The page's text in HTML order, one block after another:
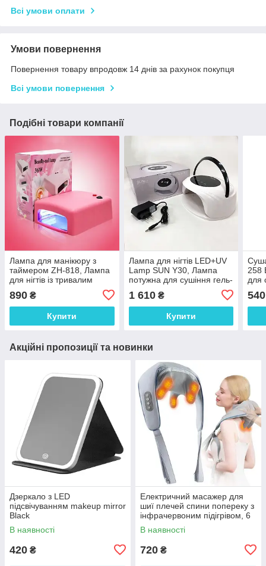
Всі умови оплати
Умови повернення
Повернення товару впродовж 14 днів за рахунок покупця
Всі умови повернення
Подібні товари компанії
Лампа для манікюру з
таймером ZH-818, Лампа
для нігтів із тривалим
терміном служби. Колір:
рожевий
890 ₴
Купити
Лампа для нігтів LED+UV
Lamp SUN Y30, Лампа
потужна для сушіння гель-
лаку, Світлодіодне світло
для нігтів
1 610₴
Купити
258
для
лаку
540
Акційні пропозиції та новинки
Дзеркало з LED
підсвічуванням makeup mirror
Black
В наявності
420 ₴
Електричний масажер для
шиї плечей спини попереку з
інфрачервоним підігрівом, 6
вузлів, електромасажер
В наявності
720 ₴